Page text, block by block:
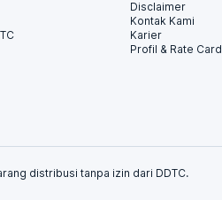
Disclaimer
Kontak Kami
Karier
Profil & Rate Card
distribusi tanpa izin dari DDTC.